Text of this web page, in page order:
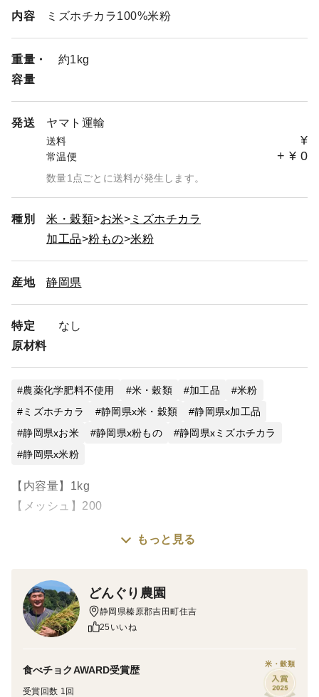
内容 ミズホチカラ100%米粉
重量・
容量
約1kg
発送 ヤマト運輸
送料 ¥
常温便 + ¥ 0
数量1点ごとに送料が発生します。
種別 米・穀類 お米
ミズホチカラ
加工品
粉もの 米粉
産地 静岡県
特定
原材料
なし
農薬化学肥料不使用 米・穀類 加工品
米粉
ミズホチカラ
静岡県x米・穀類
静岡県x加工品
静岡県xお米
静岡県x粉もの
静岡県xミズホチカラ
静岡県x米粉
【内容量】1kg
【メッシュ】200
【ミズホチカラ100%の米粉】
使用しており、それ以外のものは一切入っていない完全
無添加のパン用米粉です。また、くず米は一切使用せ
ず、「食べても美味しい、高品質で安心して使える米
【当園のミズホチカラ】
もっと見る
どんぐり農園
静岡県榛原郡吉田町住吉
25いいね
食べチョクAWARD受賞歴
受賞回数 1回
米・穀類